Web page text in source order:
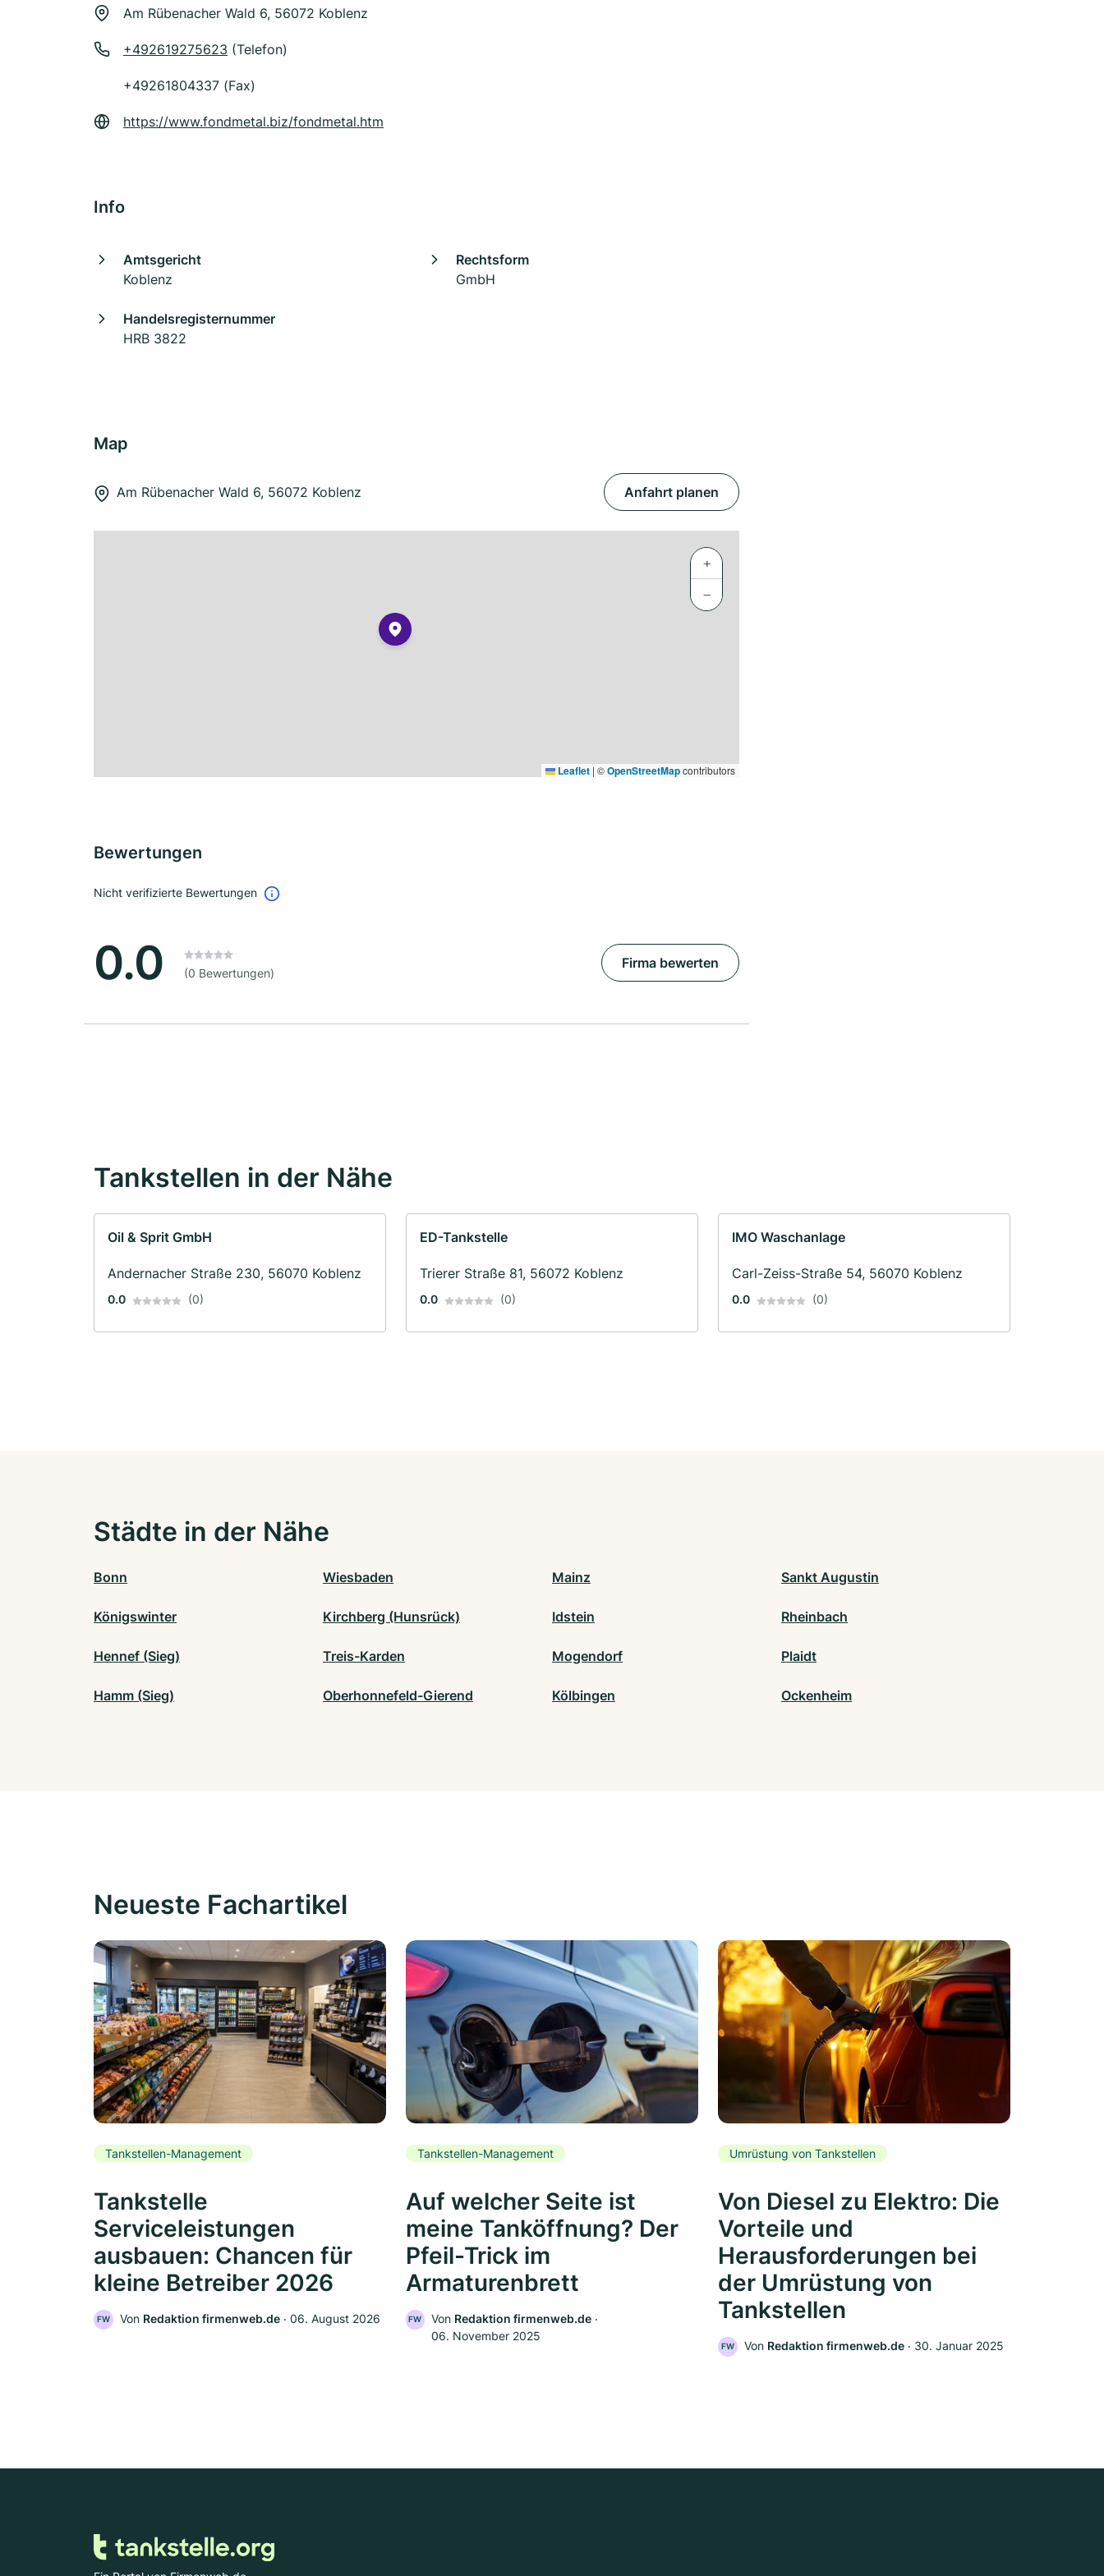
Am Rübenacher Wald 6, 56072 Koblenz
+492619275623 (Telefon)
+49261804337 (Fax)
https://www.fondmetal.biz/fondmetal.htm
Info
Amtsgericht
Koblenz
Rechtsform
GmbH
Handelsregisternummer
HRB 3822
Map
Am Rübenacher Wald 6, 56072 Koblenz Anfahrt planen
+
−
Leaflet | ©OpenStreetMapcontributors
Bewertungen
Nicht verifizierte Bewertungen
0.0 (0 Bewertungen)
Firma bewerten
Tankstellen in der Nähe
Oil & Sprit GmbH
Andernacher Straße 230, 56070 Koblenz
0.0 (0)
ED-Tankstelle
Trierer Straße 81, 56072 Koblenz
0.0 (0)
IMO Waschanlage
Carl-Zeiss-Straße 54, 56070 Koblenz
0.0 (0)
Städte in der Nähe
Bonn Wiesbaden Mainz Sankt Augustin
Königswinter Kirchberg (Hunsrück) Idstein Rheinbach
Hennef (Sieg) Treis-Karden Mogendorf Plaidt
Hamm (Sieg) Oberhonnefeld-Gierend Kölbingen Ockenheim
Neueste Fachartikel
Tankstellen-Management
Tankstelle
Serviceleistungen
ausbauen: Chancen für
kleine Betreiber 2026
FW Von Redaktion firmenweb.de ‧ 06. August 2026
Tankstellen-Management
Auf welcher Seite ist
meine Tanköffnung? Der
Pfeil-Trick im
Armaturenbrett
FW Von Redaktion firmenweb.de‧
06. November 2025
Umrüstung von Tankstellen
Von Diesel zu Elektro: Die
Vorteile und
Herausforderungen bei
der Umrüstung von
Tankstellen
FW Von Redaktion firmenweb.de ‧ 30. Januar 2025